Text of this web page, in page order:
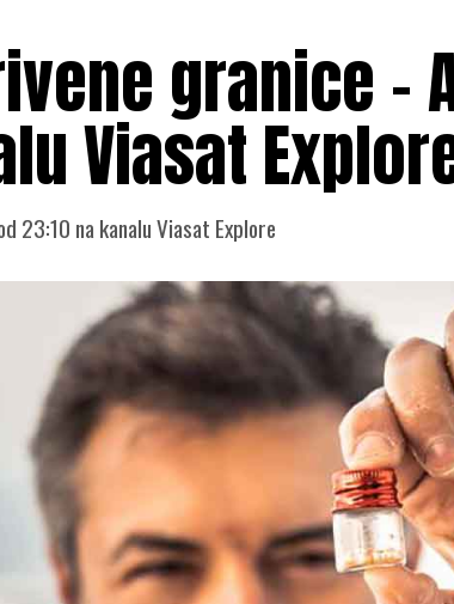
granice –
Viasat
23:10 na kanalu Viasat Explore